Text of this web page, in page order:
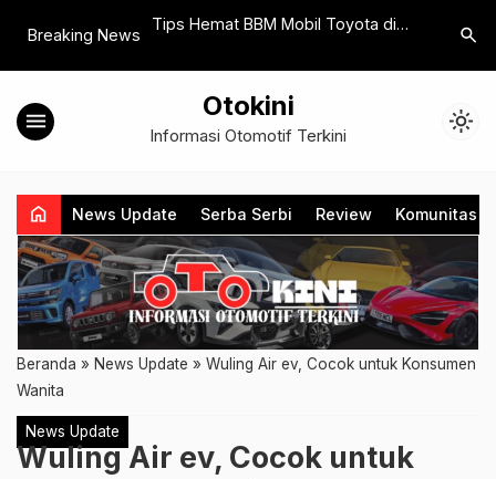
Breaking News
Tips Hemat BBM Mobil Toyota di
Bersubsidi
2025
search
menu Otokini
Informasi Otomotif Terkini light_mode
home News Update Serba Serbi Review Komunitas
Beranda » News Update » Wuling Air ev, Cocok untuk Konsumen
Wanita
News Update
Wuling Air ev, Cocok untuk